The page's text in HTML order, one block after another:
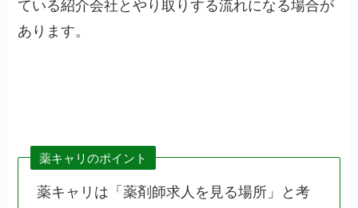
ている紹介会社とやり取りする流れになる場合が
あります。
薬キャリのポイント
薬キャリは「薬剤師求人を見る場所」と考